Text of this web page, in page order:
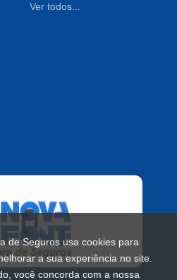
Ver todos...
de Seguros usa cookies para
a sua experiência no site.
você concorda com a nossa